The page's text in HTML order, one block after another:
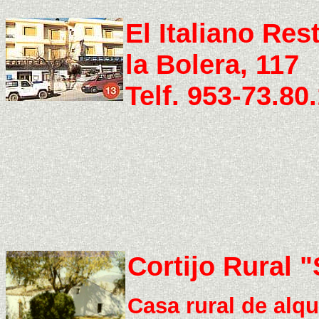
El Italiano
la Bolera, 117
Telf. 953-
Cortijo Rural
Casa rural de